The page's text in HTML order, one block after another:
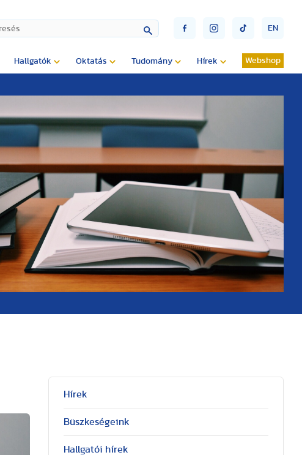
EN
Hallgatók Oktatás Tudomány Hírek Webshop
Hírek
Büszkeségeink
Hallgatói hírek